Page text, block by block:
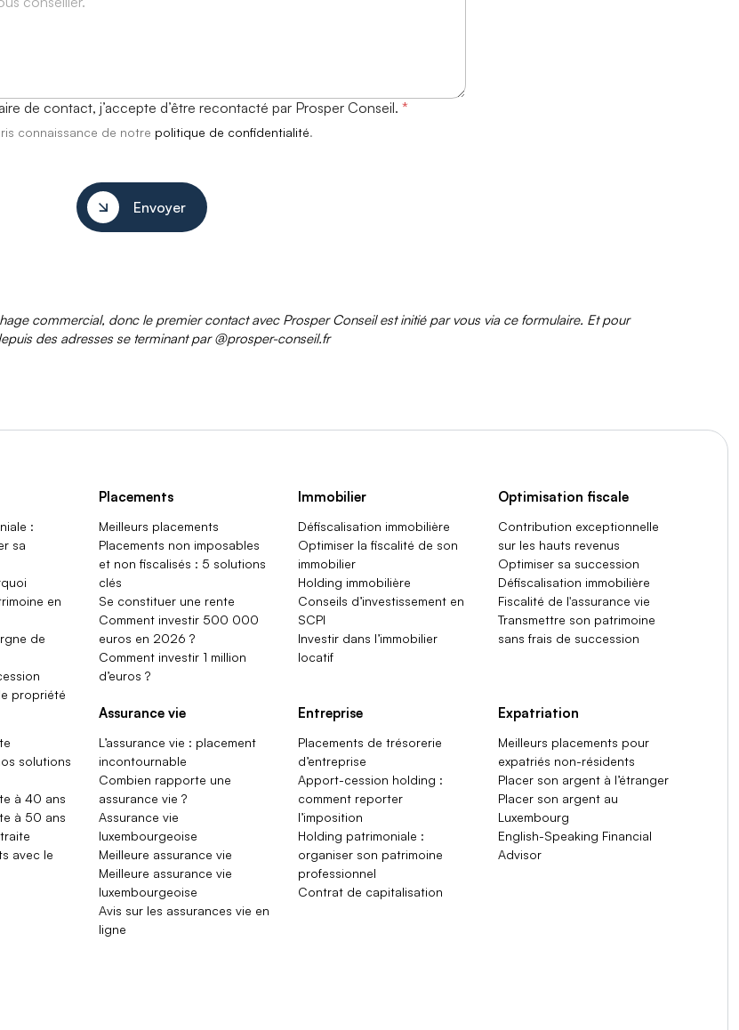
de contact, j’accepte d’être recontacté par Prosper Conseil. *
connaissance de notre politique de confidentialité.
Envoyer
commercial, donc le premier contact avec Prosper Conseil est initié par vous via ce formulaire. Et pour
des adresses se terminant par @prosper-conseil.fr
:
sa
en
de
propriété
Placements
Meilleurs placements
Placements non imposables
et non fiscalisés : 5 solutions
clés
Se constituer une rente
Comment investir 500 000
euros en 2026 ?
Comment investir 1 million
d’euros ?
Immobilier
Défiscalisation immobilière
Optimiser la fiscalité de son
immobilier
Holding immobilière
Conseils d’investissement en
SCPI
Investir dans l’immobilier
locatif
Optimisation fiscale
Contribution exceptionnelle
sur les hauts revenus
Optimiser sa succession
Défiscalisation immobilière
Fiscalité de l'assurance vie
Transmettre son patrimoine
sans frais de succession
solutions
à 40 ans
à 50 ans
avec le
Assurance vie
L’assurance vie : placement
incontournable
Combien rapporte une
assurance vie ?
Assurance vie
luxembourgeoise
Meilleure assurance vie
Meilleure assurance vie
luxembourgeoise
Avis sur les assurances vie en
ligne
Entreprise
Placements de trésorerie
d’entreprise
Apport-cession holding :
comment reporter
l’imposition
Holding patrimoniale :
organiser son patrimoine
professionnel
Contrat de capitalisation
Expatriation
Meilleurs placements pour
expatriés non-résidents
Placer son argent à l’étranger
Placer son argent au
Luxembourg
English-Speaking Financial
Advisor